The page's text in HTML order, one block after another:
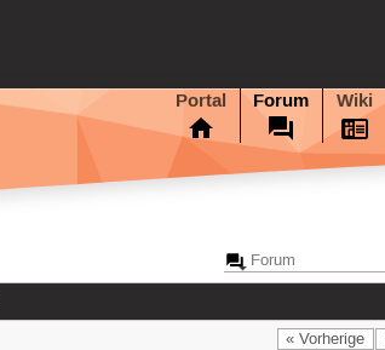
Portal Forum Wiki
« Vorherige